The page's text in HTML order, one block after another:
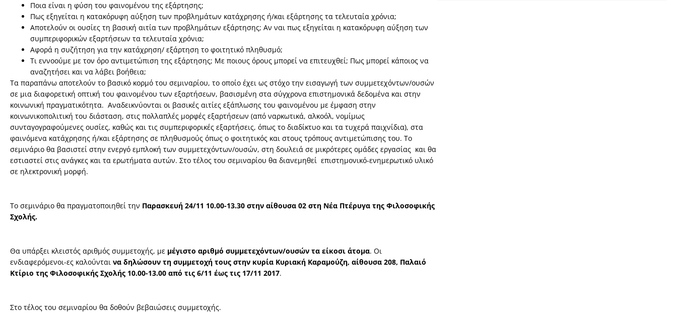
Ποια είναι η φύση του φαινομένου της εξάρτησης;
Πως εξηγείται η κατακόρυφη αύξηση των προβλημάτων κατάχρησης ή/και εξάρτησης τα τελευταία χρόνια;
Αποτελούν οι ουσίες τη βασική αιτία των προβλημάτων εξάρτησης; Αν ναι πως εξηγείται η κατακόρυφη αύξηση των
συμπεριφορικών εξαρτήσεων τα τελευταία χρόνια;
Αφορά η συζήτηση για την κατάχρηση/ εξάρτηση το φοιτητικό πληθυσμό;
Τι εννοούμε με τον όρο αντιμετώπιση της εξάρτησης; Με ποιους όρους μπορεί να επιτευχθεί; Πως μπορεί κάποιος να
αναζητήσει και να λάβει βοήθεια;
Τα παραπάνω αποτελούν το βασικό κορμό του σεμιναρίου, το οποίο έχει ως στόχο την εισαγωγή των συμμετεχόντων/ουσών
σε μια διαφορετική οπτική του φαινομένου των εξαρτήσεων, βασισμένη στα σύγχρονα επιστημονικά δεδομένα και στην
κοινωνική πραγματικότητα. Αναδεικνύονται οι βασικές αιτίες εξάπλωσης του φαινομένου με έμφαση στην
κοινωνικοπολιτική του διάσταση, στις πολλαπλές μορφές εξαρτήσεων (από ναρκωτικά, αλκοόλ, νομίμως
συνταγογραφούμενες ουσίες, καθώς και τις συμπεριφορικές εξαρτήσεις, όπως το διαδίκτυο και τα τυχερά παιχνίδια), στα
φαινόμενα κατάχρησης ή/και εξάρτησης σε πληθυσμούς όπως ο φοιτητικός και στους τρόπους αντιμετώπισης του. Το
σεμινάριο θα βασιστεί στην ενεργό εμπλοκή των συμμετεχόντων/ουσών, στη δουλειά σε μικρότερες ομάδες εργασίας και θα
εστιαστεί στις ανάγκες και τα ερωτήματα αυτών. Στο τέλος του σεμιναρίου θα διανεμηθεί επιστημονικό-ενημερωτικό υλικό
σε ηλεκτρονική μορφή.
Το σεμινάριο θα πραγματοποιηθεί την Παρασκευή 24/11 10.00-13.30 στην αίθουσα 02 στη Νέα Πτέρυγα της Φιλοσοφικής
Σχολής.
Θα υπάρξει κλειστός αριθμός συμμετοχής, με μέγιστο αριθμό συμμετεχόντων/ουσών τα είκοσι άτομα. Οι
ενδιαφερόμενοι-ες καλούνται να δηλώσουν τη συμμετοχή τους στην κυρία Κυριακή Καραμούζη, αίθουσα 208, Παλαιό
Κτίριο της Φιλοσοφικής Σχολής 10.00-13.00 από τις 6/11 έως τις 17/11 2017.
Στο τέλος του σεμιναρίου θα δοθούν βεβαιώσεις συμμετοχής.